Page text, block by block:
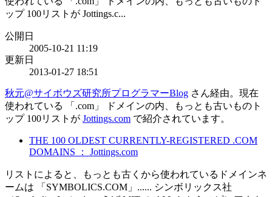
ップ 100リストが Jottings.c...
公開日
2005-10-21 11:19
更新日
2013-01-27 18:51
秋元@サイボウズ研究所プログラマーBlog さん経由。現在
使われている 「.com」 ドメインの内、もっとも古いものト
ップ 100リストが Jottings.com で紹介されています。
THE 100 OLDEST CURRENTLY-REGISTERED .COM
DOMAINS ： Jottings.com
リストによると、もっとも古くから使われているドメインネ
ームは 「SYMBOLICS.COM」...... シンボリックス社